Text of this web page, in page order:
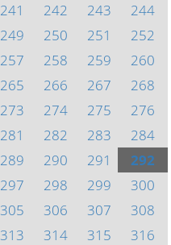
241 242 243
244
249 250 251
252
257 258 259
260
265 266 267
268
273 274 275
276
281 282 283
284
289 290 291
292
297 298 299
300
305 306 307
308
313 314 315
316